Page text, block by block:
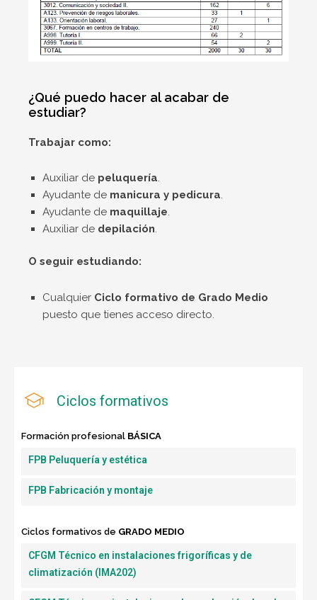
¿Qué puedo hacer al acabar de
estudiar?
Trabajar como:
Auxiliar de peluquería.
Ayudante de manicura y pedicura.
Ayudante de maquillaje.
Auxiliar de depilación.
O seguir estudiando:
Cualquier Ciclo formativo de Grado Medio
puesto que tienes acceso directo.
Ciclos formativos
Formación profesional BÁSICA
FPB Peluquería y estética
FPB Fabricación y montaje
Ciclos formativos de GRADO MEDIO
CFGM Técnico en instalaciones frigoríficas y de
climatización (IMA202)​